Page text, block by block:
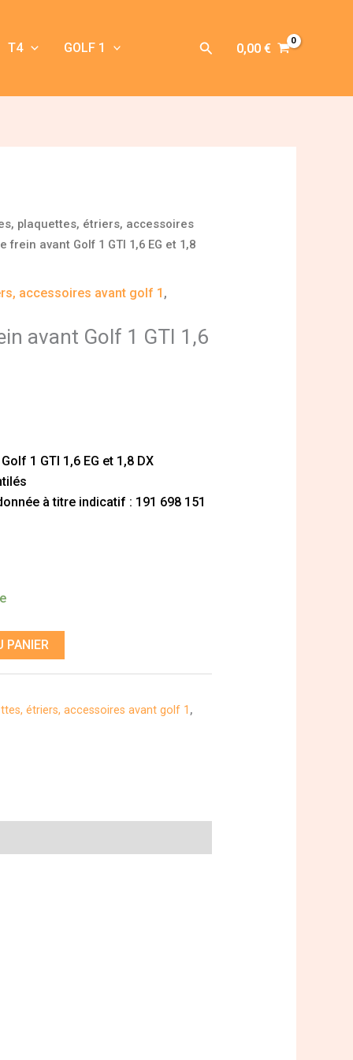
T4 GOLF 1 Rechercher
0,00 €
plaquettes, étriers, accessoires
avant Golf 1 GTI 1,6 EG et 1,8
accessoires avant golf 1 ,
avant Golf 1 GTI 1,6
1 GTI 1,6 EG et 1,8 DX
à titre indicatif : 191 698 151
PANIER
étriers, accessoires avant golf 1 ,